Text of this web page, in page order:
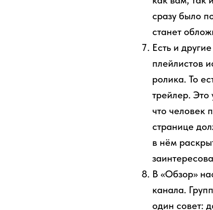
сразу было
станет
Есть и
плейлистов
ролика. То
трейлер. Это
что человек
странице
в нём
В «Обзор»
канала.
один совет: